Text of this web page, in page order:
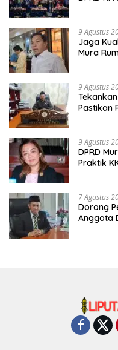
9 Agustus
Jaga
Mura
9 Agustus
Pastikan
9 Agustus
DPRD
Praktik
7 Agustus
Dorong
Anggota